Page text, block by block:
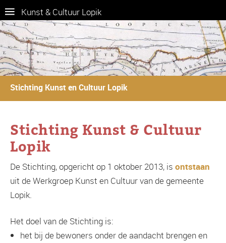
Kunst & Cultuur Lopik
Stichting Kunst en Cultuur Lopik
Stichting Kunst & Cultuur
Lopik
De Stichting, opgericht op 1 oktober 2013, is ontstaan
uit de Werkgroep Kunst en Cultuur van de gemeente
Lopik.
Het doel van de Stichting is:
het bij de bewoners onder de aandacht brengen en